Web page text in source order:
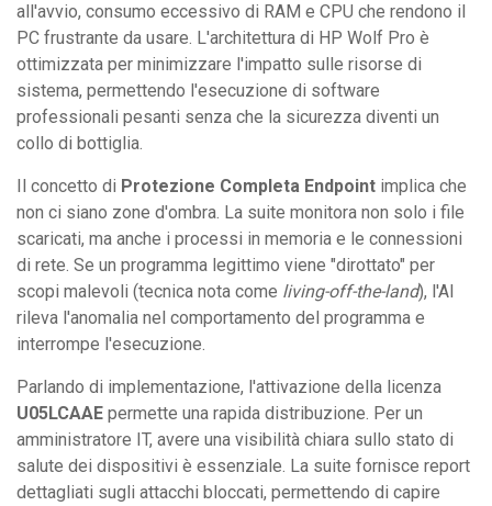
all'avvio, consumo eccessivo di RAM e CPU che rendono il
PC frustrante da usare. L'architettura di HP Wolf Pro è
ottimizzata per minimizzare l'impatto sulle risorse di
sistema, permettendo l'esecuzione di software
professionali pesanti senza che la sicurezza diventi un
collo di bottiglia.
Il concetto di Protezione Completa Endpoint implica che
non ci siano zone d'ombra. La suite monitora non solo i file
scaricati, ma anche i processi in memoria e le connessioni
di rete. Se un programma legittimo viene "dirottato" per
scopi malevoli (tecnica nota come living-off-the-land), l'AI
rileva l'anomalia nel comportamento del programma e
interrompe l'esecuzione.
Parlando di implementazione, l'attivazione della licenza
U05LCAAE permette una rapida distribuzione. Per un
amministratore IT, avere una visibilità chiara sullo stato di
salute dei dispositivi è essenziale. La suite fornisce report
dettagliati sugli attacchi bloccati, permettendo di capire